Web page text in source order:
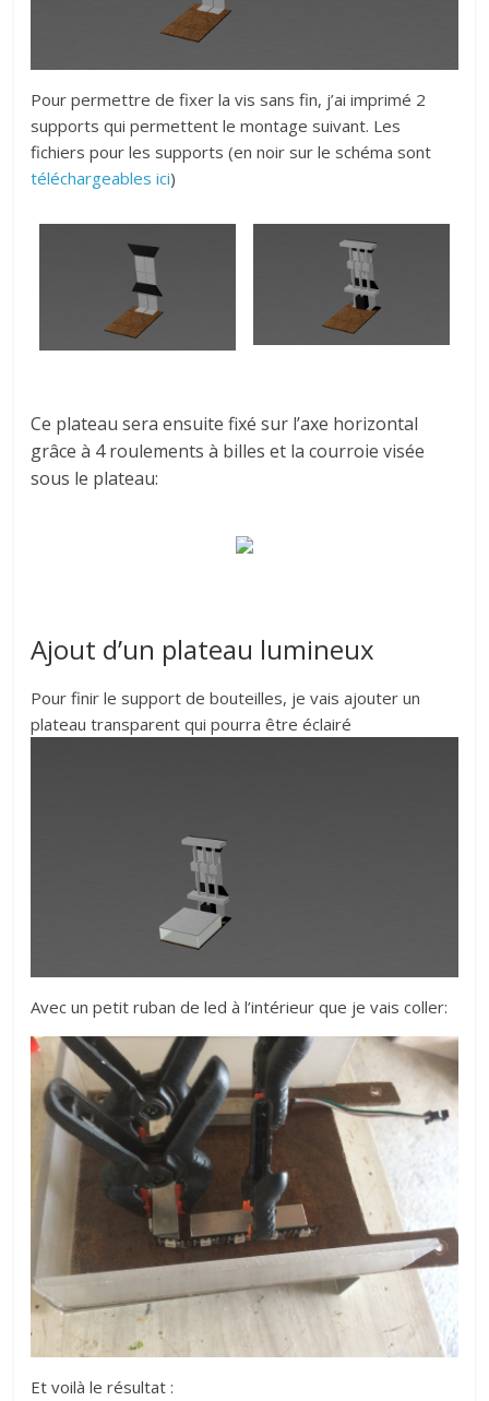
Pour permettre de fixer la vis sans fin, j’ai imprimé 2
supports qui permettent le montage suivant. Les
fichiers pour les supports (en noir sur le schéma sont
téléchargeables ici)
Ce plateau sera ensuite fixé sur l’axe horizontal
grâce à 4 roulements à billes et la courroie visée
sous le plateau:
Ajout d’un plateau lumineux
Pour finir le support de bouteilles, je vais ajouter un
plateau transparent qui pourra être éclairé
Avec un petit ruban de led à l’intérieur que je vais coller:
Et voilà le résultat :